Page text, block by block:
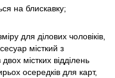
на блискавку;
для ділових чоловіків,
місткий з
містких відділень
осередків для карт,